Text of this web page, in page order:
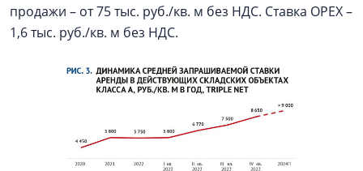
продажи – от 75 тыс. руб./кв. м без НДС. Ставка ОРЕХ –
1,6 тыс. руб./кв. м без НДС.